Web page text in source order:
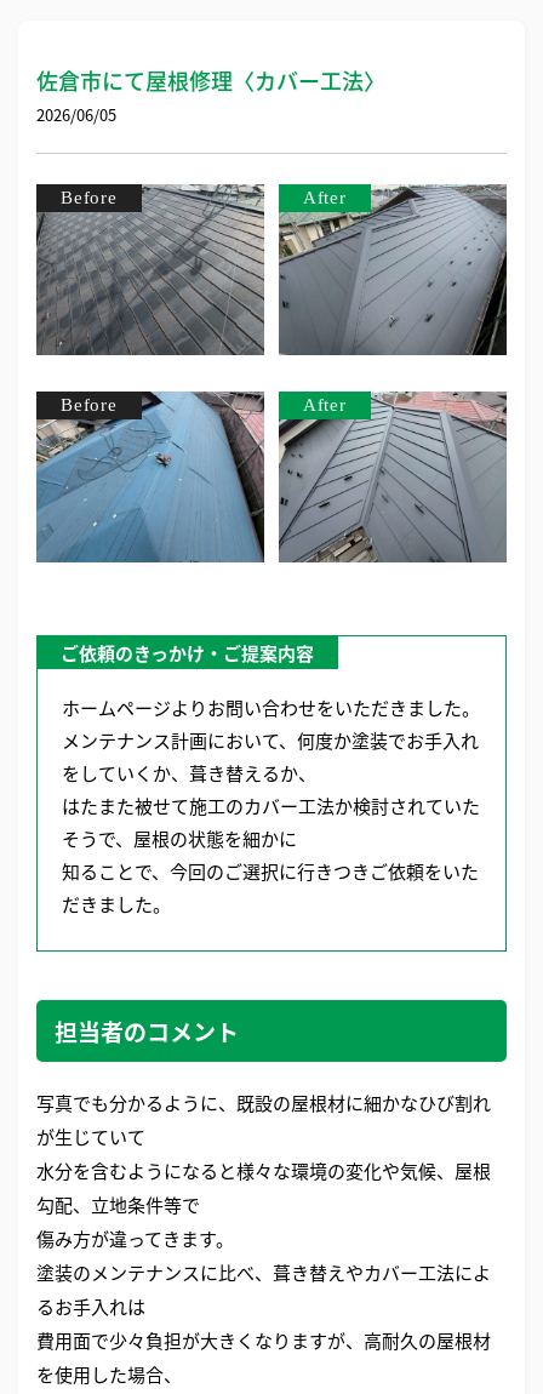
佐倉市にて屋根修理〈カバー工法〉
2026/06/05
ご依頼のきっかけ・ご提案内容
ホームページよりお問い合わせをいただきました。
メンテナンス計画において、何度か塗装でお手入れ
をしていくか、葺き替えるか、
はたまた被せて施工のカバー工法か検討されていた
そうで、屋根の状態を細かに
知ることで、今回のご選択に行きつきご依頼をいた
だきました。
担当者のコメント
写真でも分かるように、既設の屋根材に細かなひび割れ
が生じていて
水分を含むようになると様々な環境の変化や気候、屋根
勾配、立地条件等で
傷み方が違ってきます。
塗装のメンテナンスに比べ、葺き替えやカバー工法によ
るお手入れは
費用面で少々負担が大きくなりますが、高耐久の屋根材
を使用した場合、